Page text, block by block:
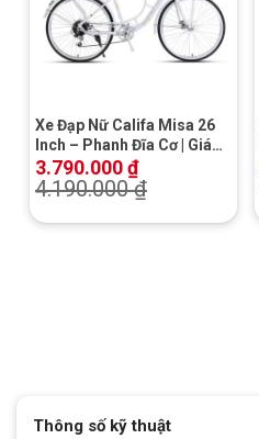
Xe Đạp Nữ Califa Misa 26
Inch – Phanh Đĩa Cơ | Giá
Rẻ | Khuyến Mãi Hot
3.790.000₫
4.190.000₫
Thông số kỹ thuật